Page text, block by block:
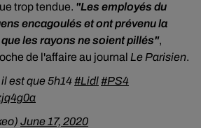
trop tendue. "Les employés du
encagoulés et ont prévenu la
les rayons ne soient pillés",
de l'affaire au journal Le Parisien.
est que 5h14#Lidl#PS4
June 17, 2020